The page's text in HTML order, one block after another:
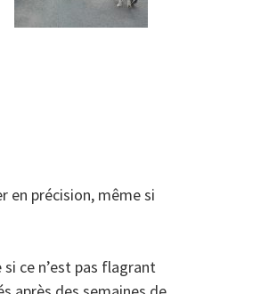
en précision, même si
ce n’est pas flagrant